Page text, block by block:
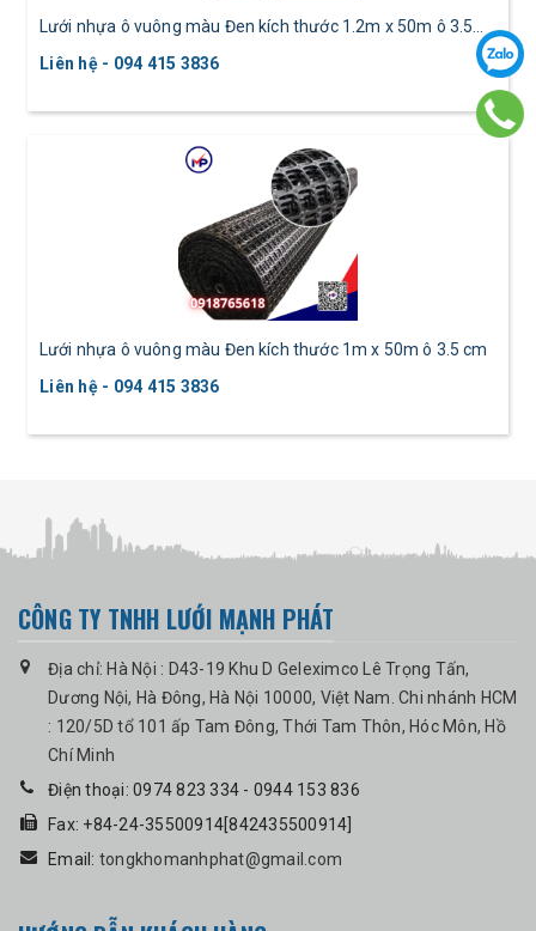
Lưới nhựa ô vuông màu Đen kích thước 1.2m x 50m ô 3.5
cm
Liên hệ - 094 415 3836
Lưới nhựa ô vuông màu Đen kích thước 1m x 50m ô 3.5 cm
Liên hệ - 094 415 3836
CÔNG TY TNHH LƯỚI MẠNH PHÁT
Địa chỉ: Hà Nội : D43-19 Khu D Geleximco Lê Trọng Tấn,
Dương Nội, Hà Đông, Hà Nội 10000, Việt Nam. Chi nhánh HCM
: 120/5D tổ 101 ấp Tam Đông, Thới Tam Thôn, Hóc Môn, Hồ
Chí Minh
Điện thoại: 0974 823 334 - 0944 153 836
Fax: +84-24-35500914[842435500914]
Email: tongkhomanhphat@gmail.com